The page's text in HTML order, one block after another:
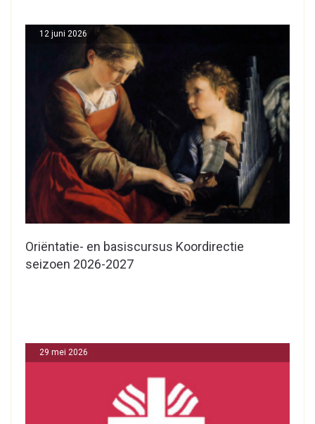
Oriëntatie- en basiscursus Koordirectie
seizoen 2026-2027
12 juni 2026
29 mei 2026